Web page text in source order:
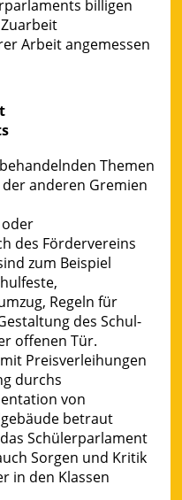
billigen
Arbeit angemessen
Themen
anderen Gremien
des Fördervereins
zum Beispiel
Regeln für
des Schul-
offenen Tür.
Preisverleihungen
durchs
von
betraut
Schülerparlament
Sorgen und Kritik
in den Klassen